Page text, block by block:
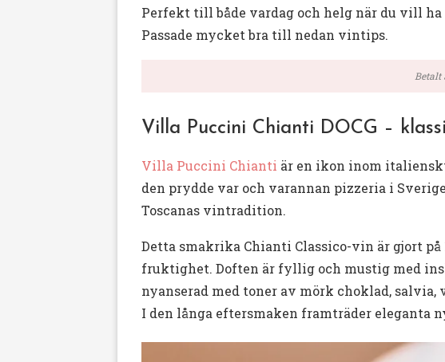
Perfekt till både vardag och helg när du vill
Passade mycket bra till nedan vintips.
Betalt
Villa Puccini Chianti DOCG –
Villa Puccini Chianti är en ikon inom
den prydde var och varannan pizzeria i
Toscanas vintradition.
Detta smakrika Chianti Classico-vin är gjort
fruktighet. Doften är fyllig och mustig med
nyanserad med toner av mörk choklad,
I den långa eftersmaken framträder eleganta